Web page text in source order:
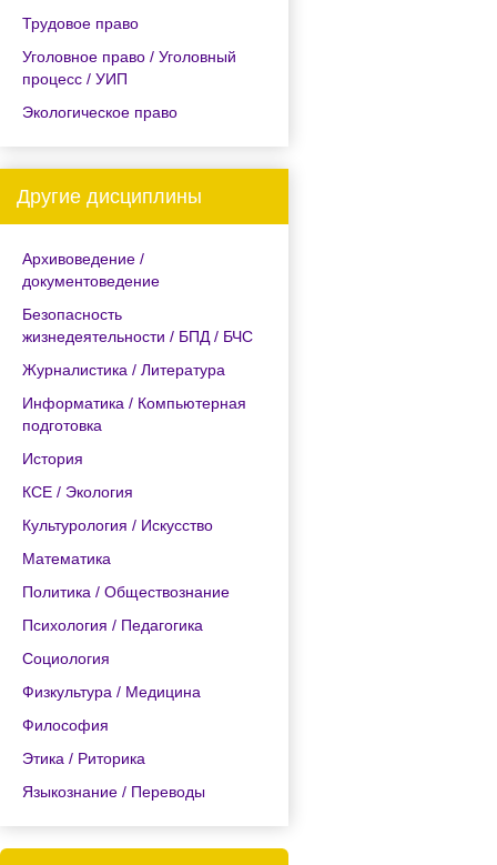
Трудовое право
Уголовное право / Уголовный
процесс / УИП
Экологическое право
Другие дисциплины
Архивоведение /
документоведение
Безопасность
жизнедеятельности / БПД / БЧС
Журналистика / Литература
Информатика / Компьютерная
подготовка
История
КСЕ / Экология
Культурология / Искусство
Математика
Политика / Обществознание
Психология / Педагогика
Социология
Физкультура / Медицина
Философия
Этика / Риторика
Языкознание / Переводы